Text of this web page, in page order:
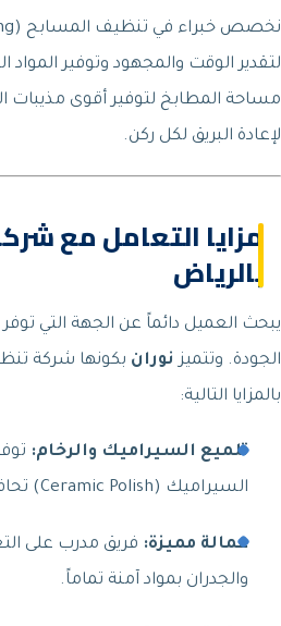
لتقدير الوقت والمجهود وتوفير المواد
مساحة المطابخ لتوفير أقوى مذيبات
لإعادة البريق لكل ركن.
مزايا التعامل مع
بالرياض
يبحث العميل دائماً عن الجهة التي
الجودة. وتتميز نوران بكونها شركة
بالمزايا التالية:
تلميع السيراميك والرخام:
السيراميك (Ceramic Polish) تحافظ على الألوان زاهية.
عمالة مميزة: فريق مدرب على
والجدران بمواد آمنة تماماً.